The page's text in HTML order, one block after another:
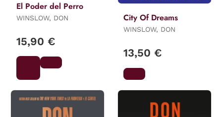
El Poder del Perro
WINSLOW, DON
15,90 €
City Of Dreams
WINSLOW, DON
13,50 €